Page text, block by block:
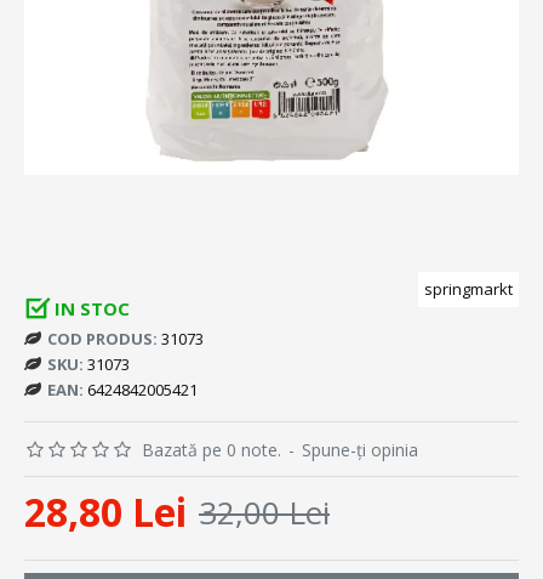
IN STOC
COD PRODUS: 31073
SKU: 31073
EAN: 6424842005421
springmarkt
Bazată pe 0 note. - Spune-ţi opinia
28,80 Lei 32,00 Lei